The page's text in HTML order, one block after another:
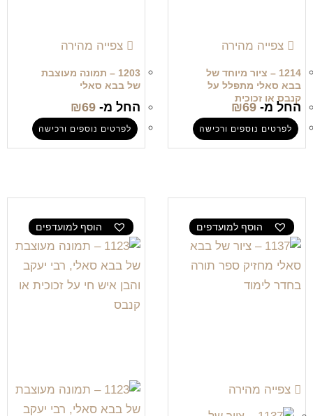
צפייה מהירה
1214 – ציור מיוחד של
בבא סאלי מתפלל על
קנבס או זכוכית
החל מ- ₪69
לפרטים נוספים ורכישה
צפייה מהירה
1203 – תמונה מעוצבת
של בבא סאלי
החל מ- ₪69
לפרטים נוספים ורכישה
הוסף למועדפים
צפייה מהירה
הוסף למועדפים